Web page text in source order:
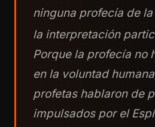
ninguna profecía de
la interpretación
Porque la profecía no
en la voluntad
profetas hablaron de
impulsados por el